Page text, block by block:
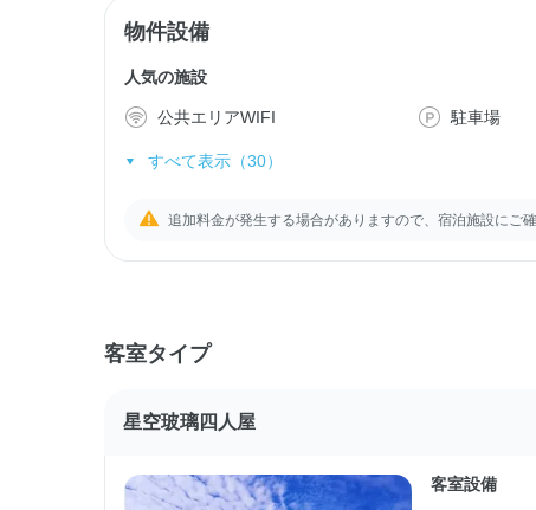
物件設備
人気の施設
公共エリアWIFI 駐車場
すべて表示（30）
追加料金が発生する場合がありますので、宿泊施設にご確
客室タイプ
星空玻璃四人屋
客室設備